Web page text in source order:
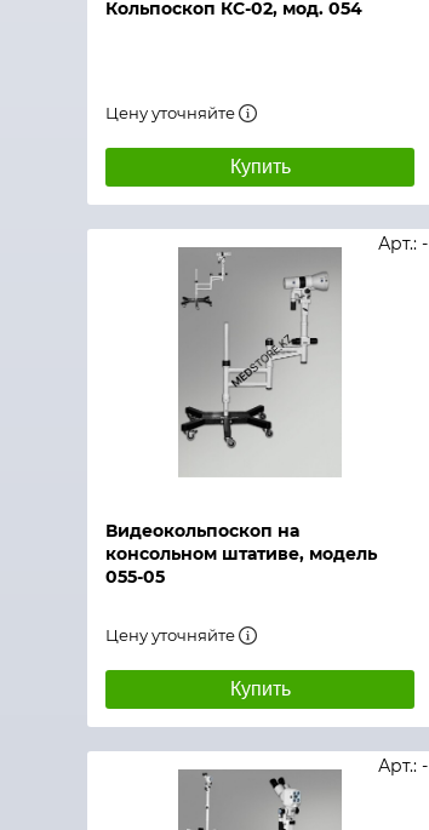
Кольпоскоп КС-02, мод. 054
Цену уточняйте
Купить
Видеокольпоскоп на
консольном штативе, модель
055-05
Арт.: -
Цену уточняйте
Купить
Быстрый просмотр
Арт.: -